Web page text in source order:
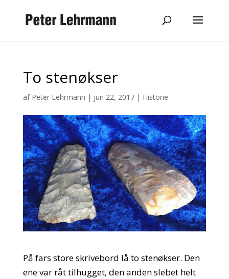
To stenøkser
af Peter Lehrmann | jun 22, 2017| Historie
På fars store skrivebord lå to stenøkser. Den
ene var råt tilhugget, den anden slebet helt